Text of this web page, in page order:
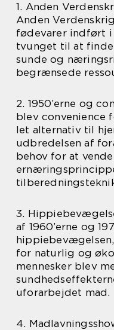
1. Anden
Anden
fødevarer indført i
tvunget til at
sunde og
begrænsede
2. 1950’erne og
blev convenience
let alternativ til
udbredelsen af
behov for at
3.
af 1960’erne og
for naturlig og
mennesker blev
uforarbejdet mad.
4.